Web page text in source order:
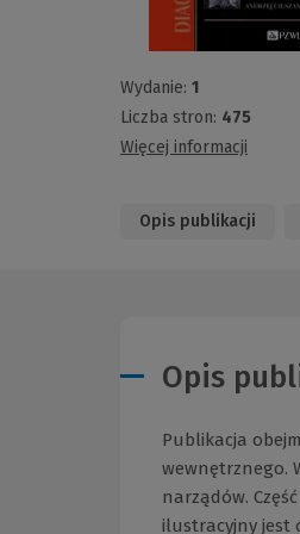
Wydanie: 1
Liczba stron: 475
Więcej informacji
Opis publikacji
Opis
Publikacja
wewnętrznego.
narządów.
ilustracyjny jest